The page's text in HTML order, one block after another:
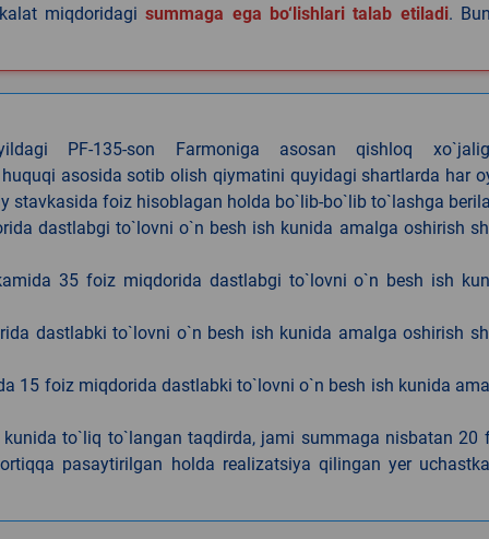
miqdoridagisummaga ega bo‘lishlari talab etiladi.
PF-135-son Farmoniga asosan qishloq
asosida sotib olish qiymatini quyidagi shartlarda har
stavkasida foiz hisoblagan holda bo`lib-bo`lib to`lashga
dastlabgi to`lovni o`n besh ish kunida amalga oshirish
35 foiz miqdorida dastlabgi to`lovni o`n besh ish
dastlabki to`lovni o`n besh ish kunida amalga oshirish
15 foiz miqdorida dastlabki to`lovni o`n besh ish kunida
to`liq to`langan taqdirda, jami summaga nisbatan 20
pasaytirilgan holda realizatsiya qilingan yer